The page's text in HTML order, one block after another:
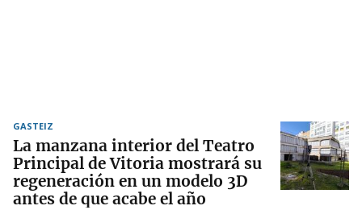
GASTEIZ
La manzana interior del Teatro
Principal de Vitoria mostrará su
regeneración en un modelo 3D
antes de que acabe el año